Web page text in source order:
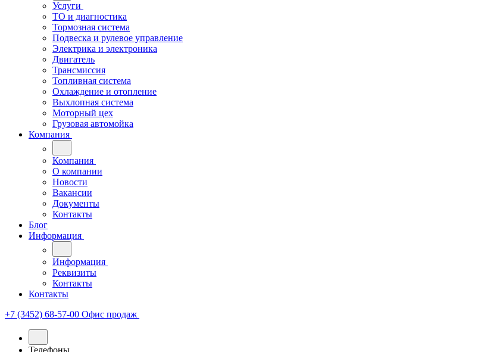
Услуги
ТО и диагностика
Тормозная система
Подвеска и рулевое управление
Электрика и электроника
Двигатель
Трансмиссия
Топливная система
Охлаждение и отопление
Выхлопная система
Моторный цех
Грузовая автомойка
Компания
Компания
О компании
Новости
Вакансии
Документы
Контакты
Блог
Информация
Информация
Реквизиты
Контакты
Контакты
+7 (3452) 68-57-00 Офис продаж
Телефоны